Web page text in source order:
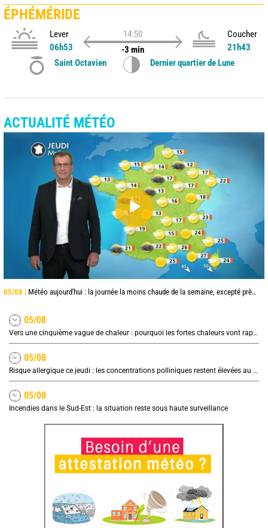
ÉPHÉMÉRIDE
Lever
06h53
14:50
-3 min
Coucher
21h43
Saint Octavien
Dernier quartier de Lune
ACTUALITÉ MÉTÉO
05/08 | Météo aujourd'hui : la journée la moins chaude de la semaine, excepté près de la Méditerranée
05/08
Vers une cinquième vague de chaleur : pourquoi les fortes chaleurs vont rapidement revenir en France
05/08
Risque allergique ce jeudi : les concentrations polliniques restent élevées au nord
05/08
Incendies dans le Sud-Est : la situation reste sous haute surveillance